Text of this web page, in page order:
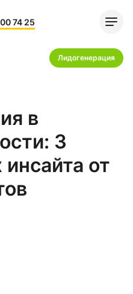
74 25
Лидогенерация
в
3
от